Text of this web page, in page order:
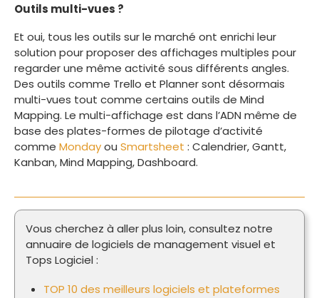
Outils multi-vues ?
Et oui, tous les outils sur le marché ont enrichi leur
solution pour proposer des affichages multiples pour
regarder une même activité sous différents angles.
Des outils comme Trello et Planner sont désormais
multi-vues tout comme certains outils de Mind
Mapping. Le multi-affichage est dans l’ADN même de
base des plates-formes de pilotage d’activité
comme Mondayou Smartsheet : Calendrier, Gantt,
Kanban, Mind Mapping, Dashboard.
Vous cherchez à aller plus loin, consultez notre
annuaire de logiciels de management visuel et
Tops Logiciel :
TOP 10 des meilleurs logiciels et plateformes